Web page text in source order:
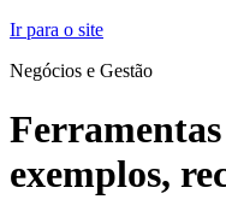
Ir para o site
Negócios e Gestão
exemplos,